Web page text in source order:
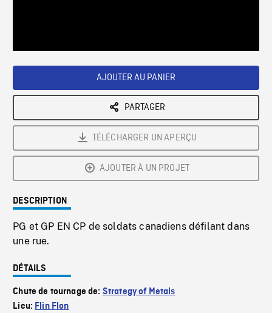
AJOUTER AU PANIER
PARTAGER
TÉLÉCHARGER UN APERÇU
AJOUTER À UN PROJET
DESCRIPTION
PG et GP EN CP de soldats canadiens défilant dans
une rue.
DÉTAILS
Chute de tournage de: Strategy of Metals
Lieu: Flin Flon